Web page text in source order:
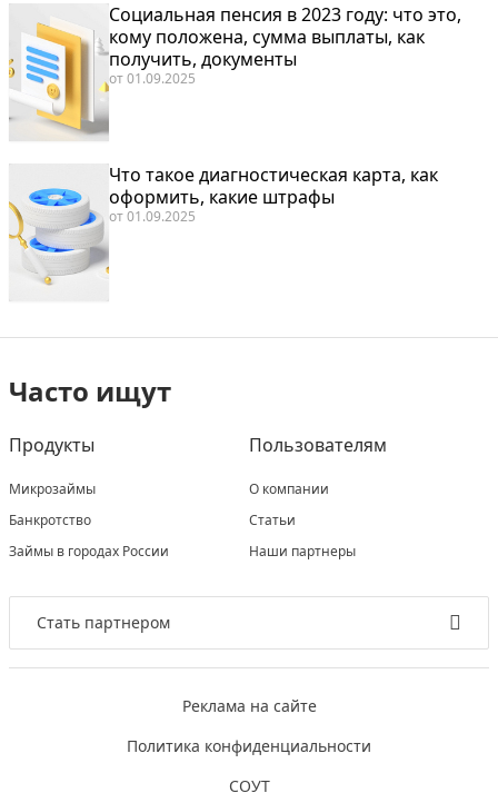
Социальная пенсия в 2023 году: что это,
кому положена, сумма выплаты, как
получить, документы
от01.09.2025
Что такое диагностическая карта, как
оформить, какие штрафы
от01.09.2025
Часто ищут
Продукты
Микрозаймы
Банкротство
Займы в городах России
Пользователям
О компании
Статьи
Наши партнеры
Стать партнером
Реклама на сайте
Политика конфиденциальности
СОУТ